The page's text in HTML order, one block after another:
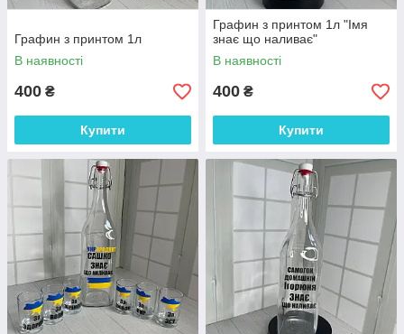
Графин з принтом 1л
В наявності
400 ₴
Купити
Графин з принтом 1л "Імя
знає що наливає"
В наявності
400 ₴
Купити